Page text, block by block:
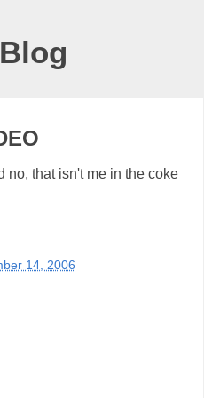
no, that isn't me in the coke
14, 2006